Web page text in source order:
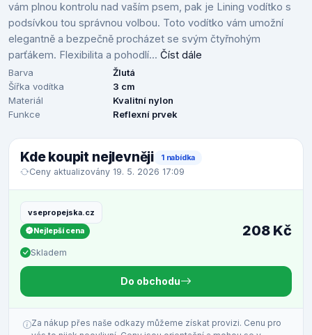
vám plnou kontrolu nad vaším psem, pak je Lining vodítko s
podsívkou tou správnou volbou. Toto vodítko vám umožní
elegantně a bezpečně procházet se svým čtyřnohým
parťákem. Flexibilita a pohodlí... Číst dále
Barva
Žlutá
Šířka vodítka
3 cm
Materiál
Kvalitní nylon
Funkce
Reflexní prvek
Kde koupit nejlevněji 1 nabídka
Ceny aktualizovány 19. 5. 2026 17:09
vsepropejska.cz
Nejlepší cena
Skladem
208 Kč
Do obchodu
Za nákup přes naše odkazy můžeme získat provizi. Cenu pro